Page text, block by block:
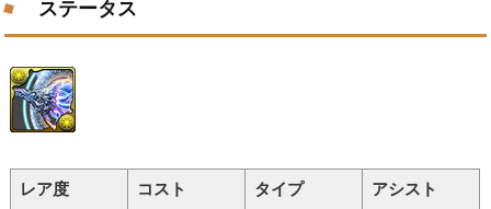
ステータス
レア度 コスト タイプ アシスト